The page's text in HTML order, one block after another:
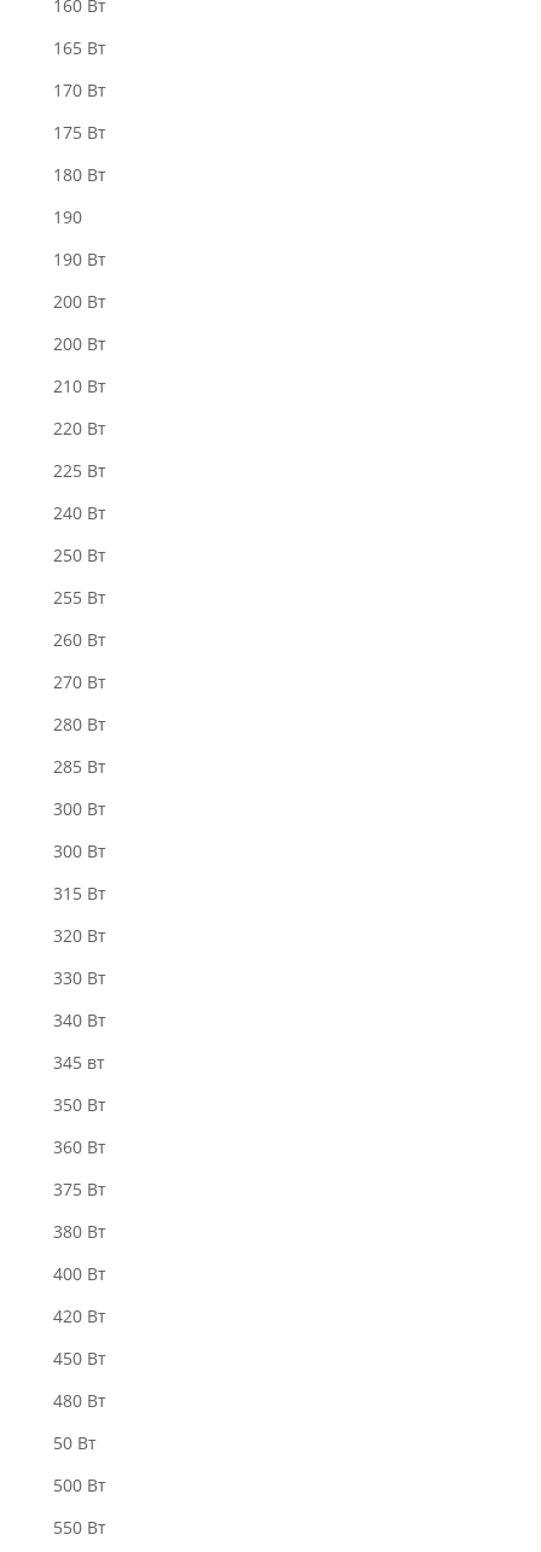
160 Вт
165 Вт
170 Вт
175 Вт
180 Вт
190
190 Вт
200 Bт
200 Вт
210 Вт
220 Bт
225 Вт
240 Вт
250 Вт
255 Вт
260 Вт
270 Вт
280 Bт
285 Вт
300 Bт
300 Вт
315 Вт
320 Вт
330 Вт
340 Bт
345 вт
350 Вт
360 Вт
375 Вт
380 Вт
400 Вт
420 Вт
450 Вт
480 Вт
50 Вт
500 Вт
550 Вт